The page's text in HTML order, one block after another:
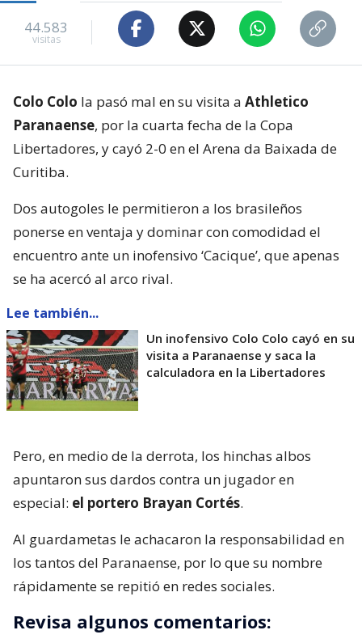
44.583
visitas
Colo Colo la pasó mal en su visita a Athletico
Paranaense, por la cuarta fecha de la Copa
Libertadores, y cayó 2-0 en el Arena da Baixada de
Curitiba.
Dos autogoles le permitieron a los brasileños
ponerse en ventaja y dominar con comodidad el
encuentro ante un inofensivo ‘Cacique’, que apenas
se ha acercó al arco rival.
Lee también...
Un inofensivo Colo Colo cayó en su
visita a Paranaense y saca la
calculadora en la Libertadores
Pero, en medio de la derrota, los hinchas albos
apuntaron sus dardos contra un jugador en
especial: el portero Brayan Cortés.
Al guardametas le achacaron la responsabilidad en
los tantos del Paranaense, por lo que su nombre
rápidamente se repitió en redes sociales.
Revisa algunos comentarios: